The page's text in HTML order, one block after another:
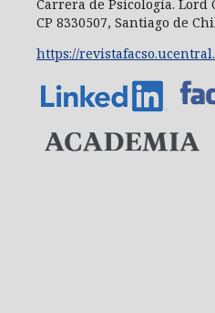
Carrera de Psicología. Lord
CP 8330507, Santiago de
https://